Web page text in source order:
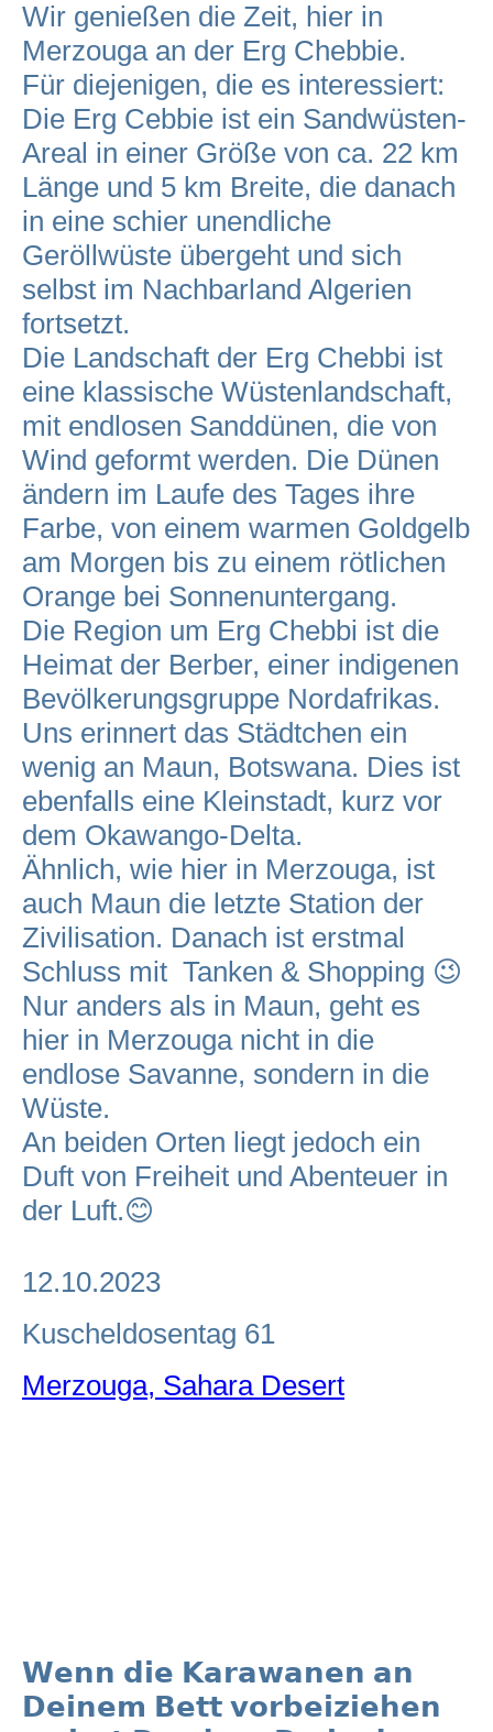
Wir genießen die Zeit, hier in
Merzouga an der Erg Chebbie.
Für diejenigen, die es interessiert:
Die Erg Cebbie ist ein Sandwüsten-
Areal in einer Größe von ca. 22 km
Länge und 5 km Breite, die danach
in eine schier unendliche
Geröllwüste übergeht und sich
selbst im Nachbarland Algerien
fortsetzt.
Die Landschaft der Erg Chebbi ist
eine klassische Wüstenlandschaft,
mit endlosen Sanddünen, die von
Wind geformt werden. Die Dünen
ändern im Laufe des Tages ihre
Farbe, von einem warmen Goldgelb
am Morgen bis zu einem rötlichen
Orange bei Sonnenuntergang.
Die Region um Erg Chebbi ist die
Heimat der Berber, einer indigenen
Bevölkerungsgruppe Nordafrikas.
Uns erinnert das Städtchen ein
wenig an Maun, Botswana. Dies ist
ebenfalls eine Kleinstadt, kurz vor
dem Okawango-Delta.
Ähnlich, wie hier in Merzouga, ist
auch Maun die letzte Station der
Zivilisation. Danach ist erstmal
Schluss mit Tanken & Shopping 😉
Nur anders als in Maun, geht es
hier in Merzouga nicht in die
endlose Savanne, sondern in die
Wüste.
An beiden Orten liegt jedoch ein
Duft von Freiheit und Abenteuer in
der Luft.😊
12.10.2023
Kuscheldosentag 61
Merzouga, Sahara Desert
𝗪𝗲𝗻𝗻 𝗱𝗶𝗲 𝗞𝗮𝗿𝗮𝘄𝗮𝗻𝗲𝗻 𝗮𝗻
𝗗𝗲𝗶𝗻𝗲𝗺 𝗕𝗲𝘁𝘁 𝘃𝗼𝗿𝗯𝗲𝗶𝘇𝗶𝗲𝗵𝗲𝗻